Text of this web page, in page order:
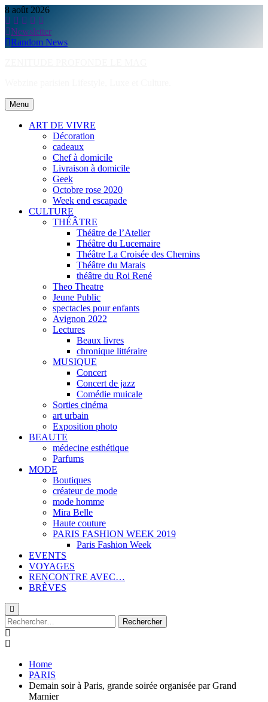
Skip
to
content
8 août 2026
Newsletter
Random News
Menu
ART DE VIVRE
Décoration
cadeaux
Chef à domicile
Livraison à domicile
Geek
Octobre rose 2020
Week end escapade
CULTURE
THÉÂTRE
Théâtre de l’Atelier
Théâtre du Lucernaire
Théâtre La Croisée des Chemins
Théâtre du Marais
théâtre du Roi René
Theo Theatre
Jeune Public
spectacles pour enfants
Avignon 2022
Lectures
Beaux livres
chronique littéraire
MUSIQUE
Concert
Concert de jazz
Comédie muicale
Sorties cinéma
art urbain
Exposition photo
BEAUTE
médecine esthétique
Parfums
MODE
Boutiques
créateur de mode
mode homme
Mira Belle
Haute couture
PARIS FASHION WEEK 2019
Paris Fashion Week
EVENTS
VOYAGES
RENCONTRE AVEC…
BRÈVES
Rechercher :
Home
PARIS
Demain soir à Paris, grande soirée organisée par Grand
Marnier